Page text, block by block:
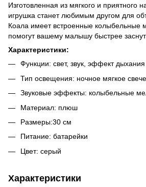
Изготовленная из мягкого и приятного
игрушка станет любимым другом для
Коала имеет встроенные колыбельные
помогут вашему малышу быстрее
Характеристики:
Функции: свет, звук, эффект дыхания
Тип освещения: ночное мягкое
Звуковые эффекты: колыбельные
Материал: плюш
Размеры:30 см
Питание: батарейки
Цвет: серый
Характеристики